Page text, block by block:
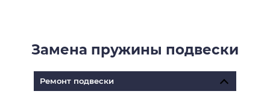
Замена пружины подвески
Ремонт подвески